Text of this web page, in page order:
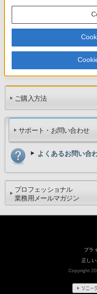
主な仕様
仕様書・外
(149KB)
ご購入方法
サポート・お問い合わせ
よくあるお問い合
プロフェッショナル
業務用メールマガジン
プラ
正し
Copyright